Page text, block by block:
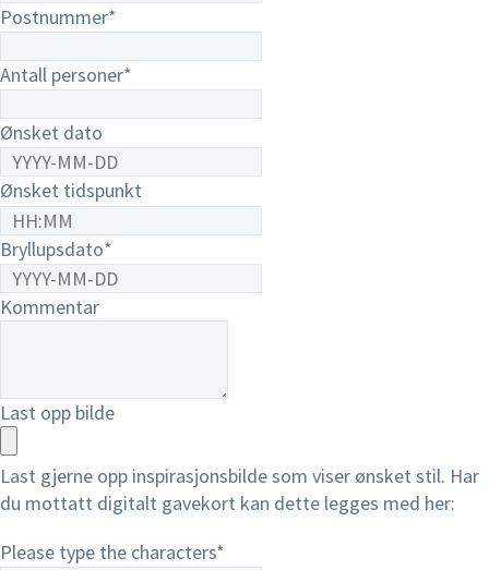
Postnummer*
Antall personer*
Ønsket dato
Ønsket tidspunkt
Bryllupsdato*
Kommentar
Last opp bilde
Last gjerne opp inspirasjonsbilde som viser ønsket stil. Har
du mottatt digitalt gavekort kan dette legges med her:
Please type the characters*